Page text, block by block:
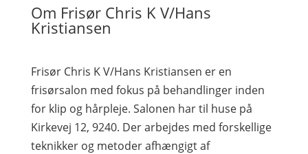
Om Frisør Chris K V/Hans
Kristiansen
Frisør Chris K V/Hans Kristiansen er en
frisørsalon med fokus på behandlinger inden
for klip og hårpleje. Salonen har til huse på
Kirkevej 12, 9240. Der arbejdes med forskellige
teknikker og metoder afhængigt af